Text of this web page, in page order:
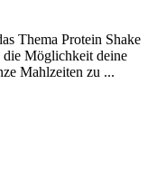
Thema Protein Shake
die Möglichkeit deine
Mahlzeiten zu ...